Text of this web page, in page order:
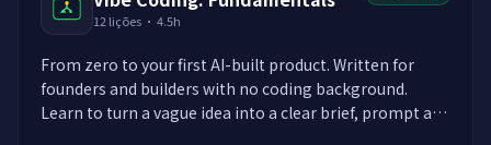
12 lições · 4.5h
From zero to your first AI-built product. Written for
founders and builders with no coding background.
Learn to turn a vague idea into a clear brief, prompt an